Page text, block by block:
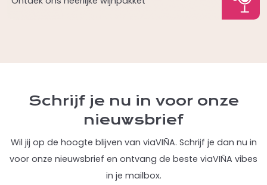
Schrijf je nu in voor onze
nieuwsbrief
Wil jij op de hoogte blijven van viaVIÑA. Schrijf je dan nu in
voor onze nieuwsbrief en ontvang de beste viaVIÑA vibes
in je mailbox.